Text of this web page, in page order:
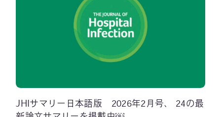
JHIサマリー日本語版 2026年2月号、 24の最